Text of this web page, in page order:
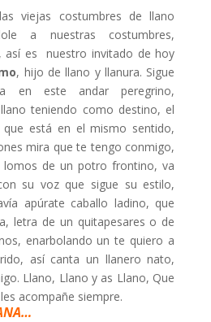
viejas costumbres de llano
a nuestras costumbres,
así es nuestro invitado de hoy
, hijo de llano y llanura. Sigue
en este andar peregrino,
teniendo como destino, el
está en el mismo sentido,
mira que te tengo conmigo,
lomos de un potro frontino, va
su voz que sigue su estilo,
apúrate caballo ladino, que
letra de un quitapesares o de
enarbolando un te quiero a
así canta un llanero nato,
Llano, Llano y as Llano, Que
acompañe siempre.